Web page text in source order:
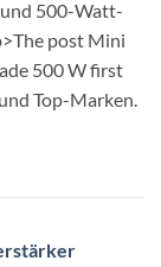
500-Watt-
post Mini
500 W first
Top-Marken.